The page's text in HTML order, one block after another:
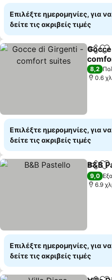
Επιλέξτε ημερομηνίες, για να
δείτε τις ακριβείς τιμές
8,2
0.6
Επιλέξτε ημερομηνίες, για να
δείτε τις ακριβείς τιμές
B&B
9,0
6.9
Επιλέξτε ημερομηνίες, για να
δείτε τις ακριβείς τιμές